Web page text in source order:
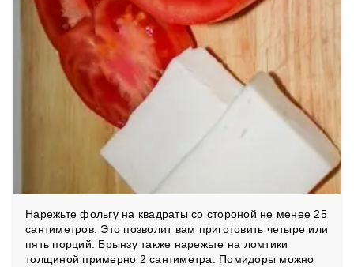
Нарежьте фольгу на квадраты со стороной не менее 25
сантиметров. Это позволит вам приготовить четыре или
пять порций. Брынзу также нарежьте на ломтики
толщиной примерно 2 сантиметра. Помидоры можно